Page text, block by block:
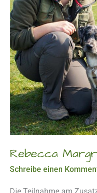
Rebecca
Schreibe einen